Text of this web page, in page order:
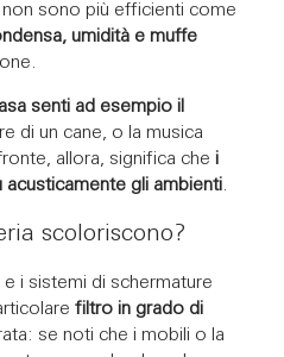
sono più efficienti come
umidità e muffe
senti ad esempio il
di un cane, o la musica
allora, significa che i
gli ambienti.
scoloriscono?
i sistemi di schermature
filtro in grado di
se noti che i mobili o la